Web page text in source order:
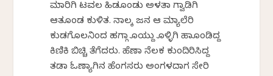
ಮಾರಿಗಿ ಟವಲ ಹಿಡಕೊಂಡು ಅಳತಾ ಗ್ವಾಡಿಗಿ
ಆತಕೊಂಡ ಕುಳಿತ. ನಾಲ್ಕ ಜನ ಆ ಮ್ಯಾಲೆರಿ
ಕುಡಗೊಲನಿಂದ ಹಗ್ಗಾ ಕೊಯ್ದು ಕೊಳ್ಳಿಗಿ ಹಾಕೊಂಡಿದ್ದ
ಕಿಣಿಕಿ ಬಿಚ್ಚಿ ತೆಗೆದರು. ಹೆಣಾ ನೆಲಕ ಕುಂದಿರಿಸಿದ್ದ
ತಡಾ ಓಣ್ಯಾಗಿನ ಹೆಂಗಸರು ಅಂಗಳದಾಗ ಸೇರಿ